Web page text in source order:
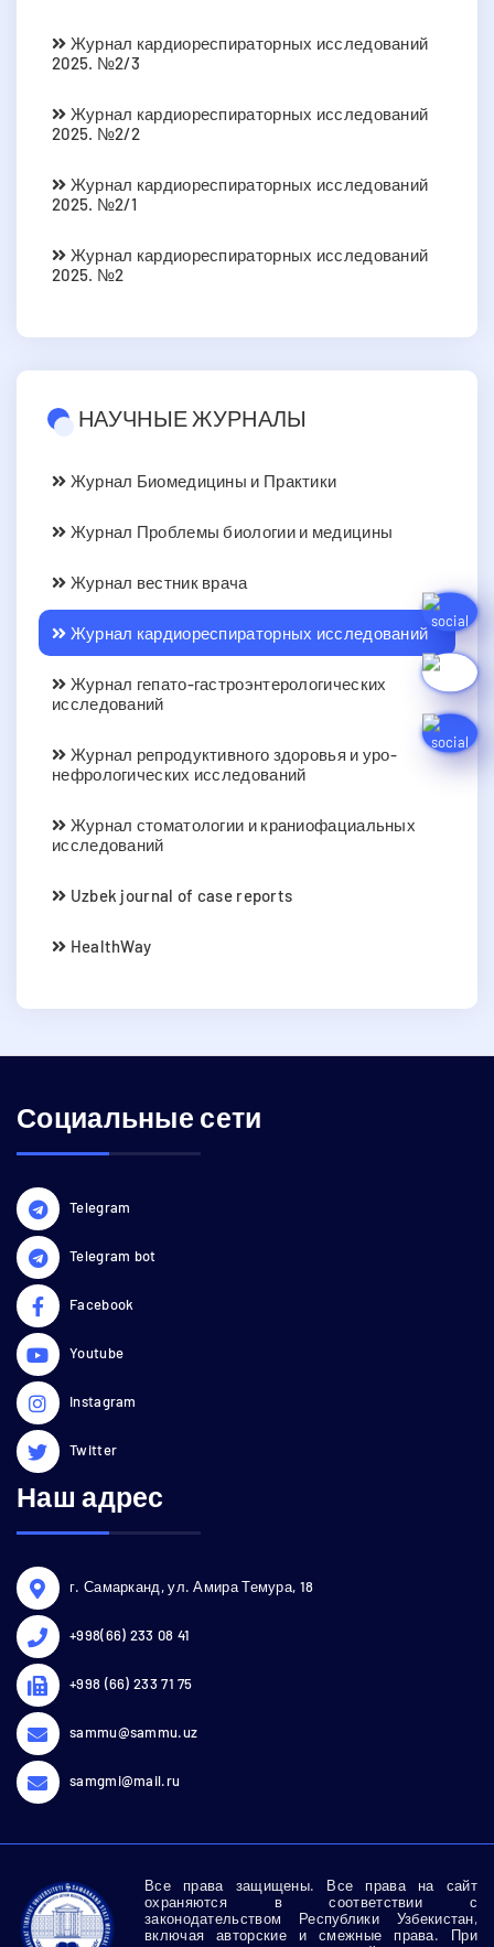
Журнал кардиореспираторных исследований
2025. №2/3
Журнал кардиореспираторных исследований
2025. №2/2
Журнал кардиореспираторных исследований
2025. №2/1
Журнал кардиореспираторных исследований
2025. №2
НАУЧНЫЕ ЖУРНАЛЫ
Журнал Биомедицины и Практики
Журнал Проблемы биологии и медицины
Журнал вестник врача
Журнал кардиореспираторных исследований
Журнал гепато-гастроэнтерологических
исследований
Журнал репродуктивного здоровья и уро-
нефрологических исследований
Журнал стоматологии и краниофациальных
исследований
Uzbek journal of case reports
HealthWay
Социальные сети
Telegram
Telegram bot
Facebook
Youtube
Instagram
Twitter
Наш адрес
г. Самарканд, ул. Амира Темура, 18
+998(66) 233 08 41
+998 (66) 233 71 75
sammu@sammu.uz
samgmi@mail.ru
Все права защищены. Все права на сайт
охраняются в соответствии с
законодательством Республики Узбекистан,
включая авторские и смежные права. При